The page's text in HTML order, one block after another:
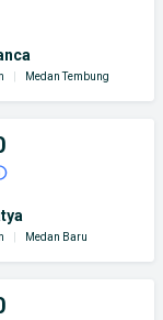
Medan Tembung
Medan Baru